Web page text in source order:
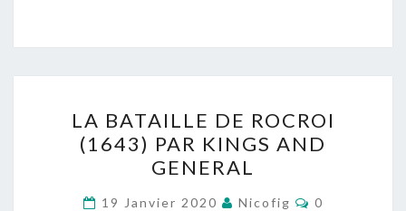
BATAILLE
DE
ROCROI
(1643)
LA BATAILLE DE ROCROI
(1643) PAR KINGS AND
GENERAL
19 Janvier 2020 Nicofig
0